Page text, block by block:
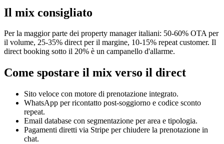
Il mix consigliato
Per la maggior parte dei property manager italiani: 50-60% OTA per
il volume, 25-35% direct per il margine, 10-15% repeat customer. Il
direct booking sotto il 20% è un campanello d'allarme.
Come spostare il mix verso il direct
Sito veloce con motore di prenotazione integrato.
WhatsApp per ricontatto post-soggiorno e codice sconto
repeat.
Email database con segmentazione per area e tipologia.
Pagamenti diretti via Stripe per chiudere la prenotazione in
chat.